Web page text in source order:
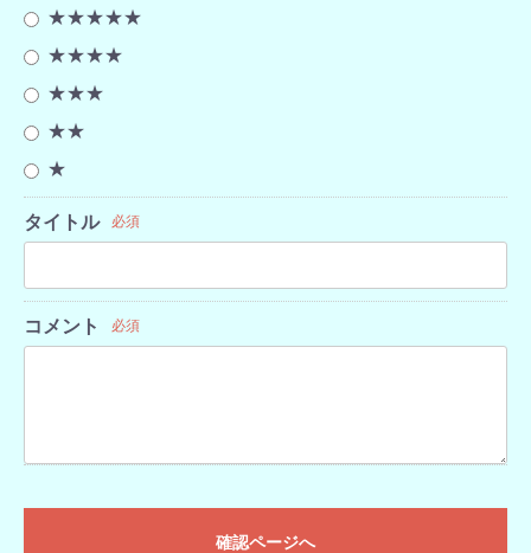
★★★★★
★★★★
★★★
★★
★
タイトル 必須
コメント 必須
確認ページへ